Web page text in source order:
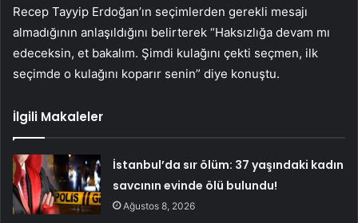
Recep Tayyip Erdoğan’ın seçimlerden gerekli mesajı
almadığının anlaşıldığını belirterek “Haksızlığa devam mı
edeceksin, et bakalım. Şimdi kulağını çekti seçmen, ilk
seçimde o kulağını koparır senin” diye konuştu.
İlgili Makaleler
İstanbul’da sır ölüm: 37 yaşındaki kadın
savcının evinde ölü bulundu!
Ağustos 8, 2026